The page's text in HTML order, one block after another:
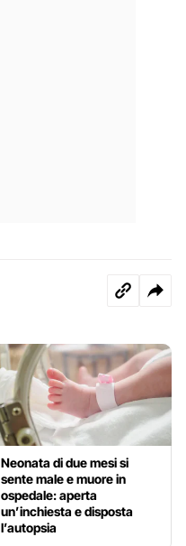
Neonata di due mesi si
sente male e muore in
ospedale: aperta
un’inchiesta e disposta
l’autopsia